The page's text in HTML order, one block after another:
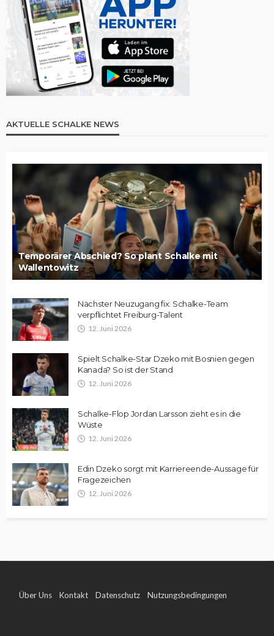
AKTUELLE SCHALKE NEWS
Temporärer Abschied? So plant Schalke mit
Wallentowitz
Nächster Neuzugang fix: Schalke-Team
verpflichtet Freiburg-Talent
12. Juni 2026
Spielt Schalke-Star Dzeko mit Bosnien gegen
Kanada? So ist der Stand
12. Juni 2026
Schalke-Flop Jordan Larsson zieht es in die
Wüste
12. Juni 2026
Edin Dzeko sorgt mit Karriereende-Aussage für
Fragezeichen
12. Juni 2026
Über Uns Kontakt Datenschutz Nutzungsbedingungen